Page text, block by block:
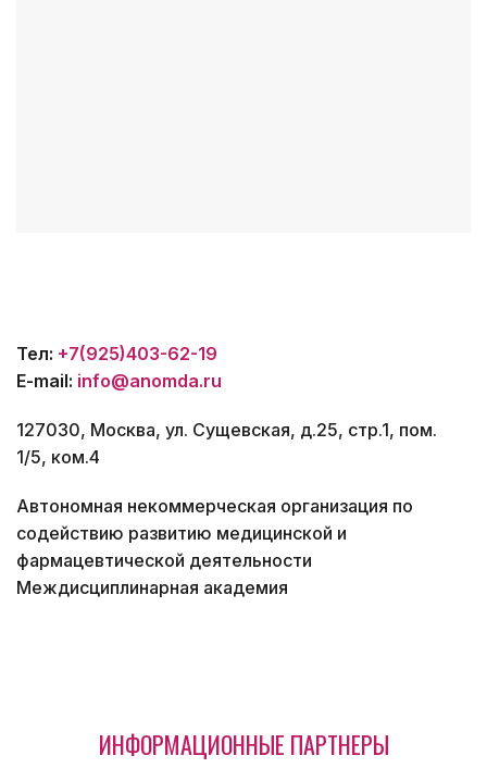
Тел: +7(925)403-62-19
E-mail: info@anomda.ru
127030, Москва, ул. Сущевская, д.25, стр.1, пом.
1/5, ком.4
Автономная некоммерческая организация по
содействию развитию медицинской и
фармацевтической деятельности
Междисциплинарная академия
ИНФОРМАЦИОННЫЕ ПАРТНЕРЫ